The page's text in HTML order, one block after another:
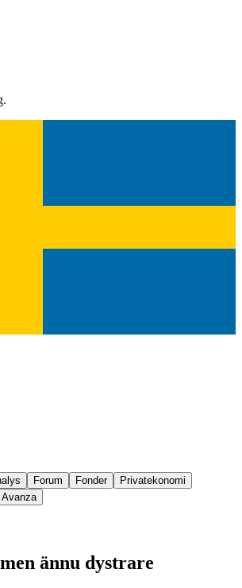
Forum Fonder
Privatekonomi
ännu dystrare